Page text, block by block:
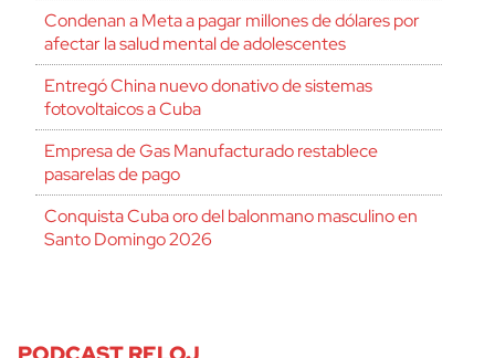
Condenan a Meta a pagar millones de dólares por
afectar la salud mental de adolescentes
Entregó China nuevo donativo de sistemas
fotovoltaicos a Cuba
Empresa de Gas Manufacturado restablece
pasarelas de pago
Conquista Cuba oro del balonmano masculino en
Santo Domingo 2026